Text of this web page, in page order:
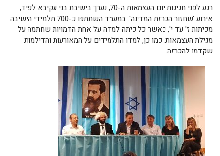
רגע לפני חגיגות יום העצמאות ה-70, נערך בישיבת בני עקיבא לפיד,
אירוע 'שחזור הכרזת המדינה'. במעמד השתתפו כ-700 תלמידי הישיבה
מכיתות ז' עד י', כאשר כל כיתה למדה על אחת הדמויות שחתמה על
מגילת העצמאות. כמו כן, למדו התלמידים על המאורעות והדילמות
שקדמו להכרזה.